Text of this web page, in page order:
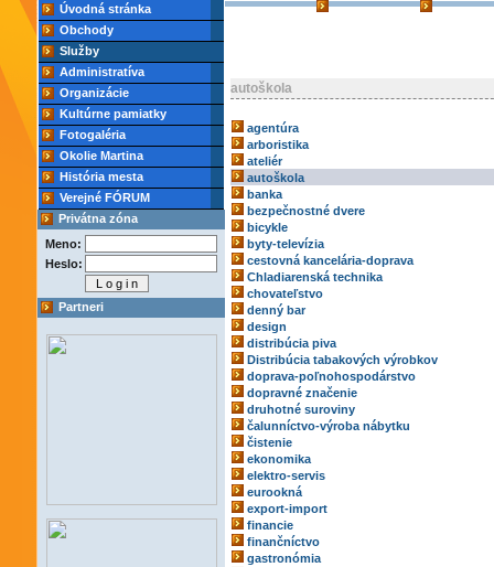
Úvodná stránka
Obchody
Služby
Administratíva
Organizácie
Kultúrne pamiatky
Fotogaléria
Okolie Martina
História mesta
Verejné FÓRUM
Privátna zóna
Meno:
Heslo:
Partneri
autoškola
agentúra
arboristika
ateliér
autoškola
banka
bezpečnostné dvere
bicykle
byty-televízia
cestovná kancelária-doprava
Chladiarenská technika
chovateľstvo
denný bar
design
distribúcia piva
Distribúcia tabakových výrobkov
doprava-poľnohospodárstvo
dopravné značenie
druhotné suroviny
čalunníctvo-výroba nábytku
čistenie
ekonomika
elektro-servis
eurookná
export-import
financie
finančníctvo
gastronómia